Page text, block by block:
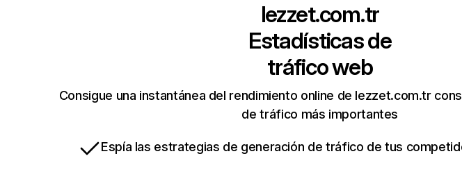
lezzet.com.tr
Estadísticas de
tráfico web
Consigue una instantánea del rendimiento online de lezzet.com.tr
de tráfico más importantes
Espía las estrategias de generación de tráfico de tus